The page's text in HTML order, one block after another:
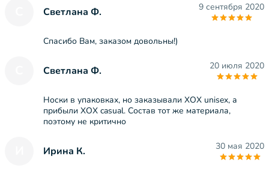
Светлана Ф. 9 сентября 2020
Спасибо Вам, заказом довольны!)
Светлана Ф. 20 июля 2020
Носки в упаковках, но заказывали XOX unisex, а
прибыли XOX casual. Состав тот же материала,
поэтому не критично
Ирина К. 30 мая 2020